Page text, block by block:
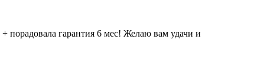
порадовала гарантия 6 мес! Желаю вам удачи и